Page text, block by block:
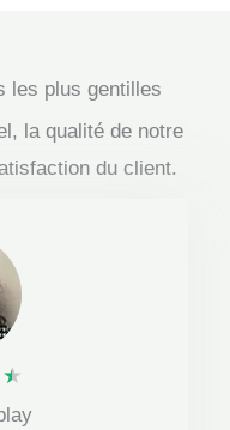
les plus gentilles
la qualité de notre
du client.
★
o